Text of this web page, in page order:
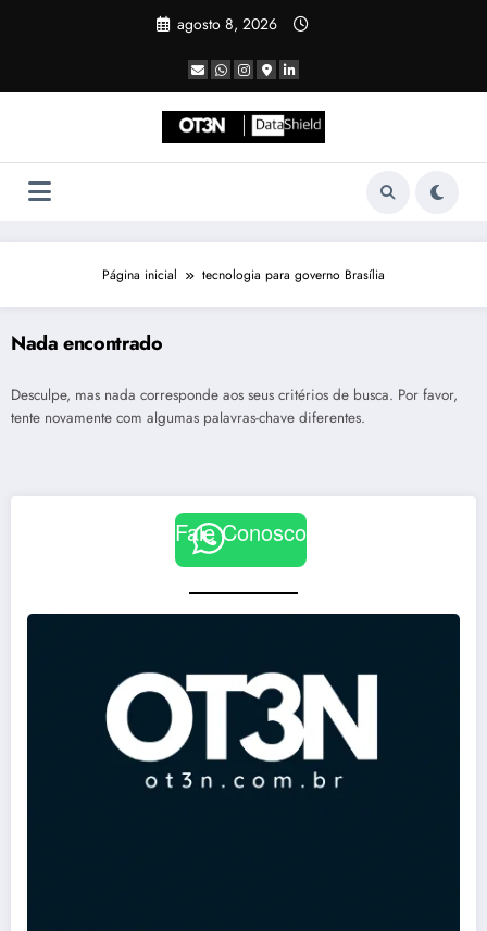
agosto 8, 2026
Página inicial tecnologia para governo Brasília
Nada encontrado
Desculpe, mas nada corresponde aos seus critérios de busca. Por favor,
tente novamente com algumas palavras-chave diferentes.
Fale Conosco